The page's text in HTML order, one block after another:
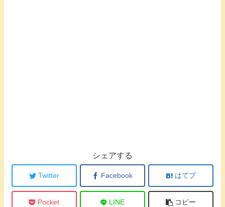
シェアする
Twitter Facebook はてブ
Pocket LINE コピー